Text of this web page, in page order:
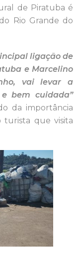
de Piratuba é
Rio Grande do
ligação de
e Marcelino
vai levar a
bem cuidada”
da importância
turista que visita